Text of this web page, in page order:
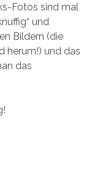
Fotos sind mal
und
Bildern (die
herum!) und das
das